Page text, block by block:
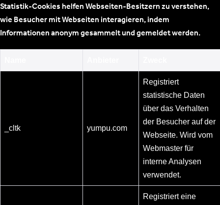
Statistik-Cookies helfen Webseiten-Besitzern zu verstehen,
wie Besucher mit Webseiten interagieren, indem
Informationen anonym gesammelt und gemeldet werden.
_cltk yumpu.com
Registriert
statistische Daten
über das Verhalten
der Besucher auf der
Webseite. Wird vom
Webmaster für
interne Analysen
verwendet.
Registriert eine